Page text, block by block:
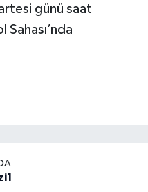
günü saat
Sahası’nda